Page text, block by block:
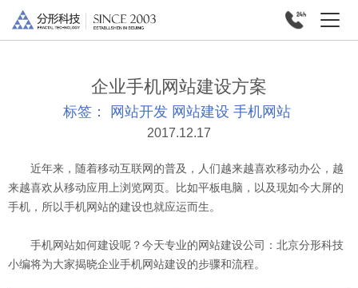
企业手机网站建设方案
标签： 网站开发 网站建设 手机网站
2017.12.17
近年来，随着移动互联网的普及，人们越来越喜欢移动办公，越
来越喜欢从移动应用上浏览网页。比如平板电脑，以及现如今大屏的
手机，所以手机网站的建设也就应运而生。
手机网站如何建设呢？今天专业的网站建设公司：北京分形科技
小编将为大家揭晓企业手机网站建设的步骤和流程。